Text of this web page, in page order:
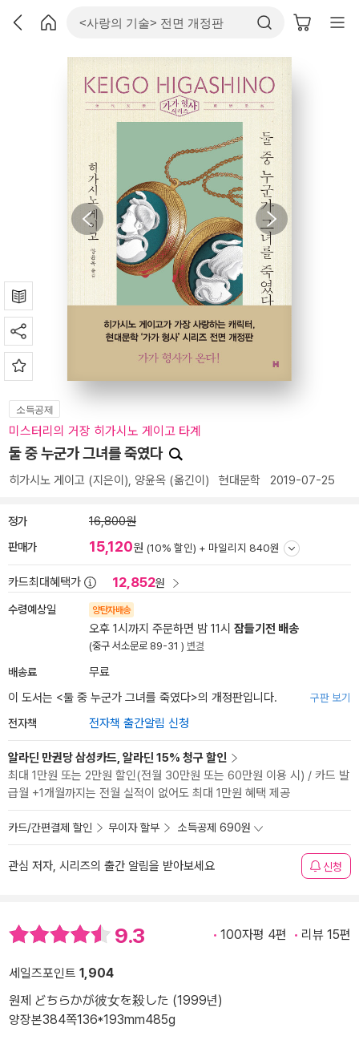
소득공제
미스터리의 거장 히가시노 게이고 타계
둘 중 누군가 그녀를 죽였다
히가시노 게이고 (지은이), 양윤옥 (옮긴이)현대문학 2019-07-25
정가 16,800원
판매가 15,120원 (10% 할인) + 마일리지 840원
카드최대혜택가 12,852원
수령예상일 양탄자배송
오후 1시까지 주문하면 밤 11시 잠들기전 배송
(중구 서소문로 89-31 ) 변경
배송료
무료
이 도서는 <둘 중 누군가 그녀를 죽였다>의 개정판입니다. 구판 보기
전자책 전자책 출간알림 신청
알라딘 만권당 삼성카드, 알라딘 15% 청구 할인
최대 1만원 또는 2만원 할인(전월 30만원 또는 60만원 이용 시) / 카드 발
급월 +1개월까지는 전월 실적이 없어도 최대 1만원 혜택 제공
카드/간편결제 할인 무이자 할부 소득공제 690원
관심 저자, 시리즈의 출간 알림을 받아보세요 신청
9.3 100자평 4편 리뷰 15편
세일즈포인트 1,904
원제 どちらかが彼女を殺した (1999년)
양장본384쪽136*193mm485g